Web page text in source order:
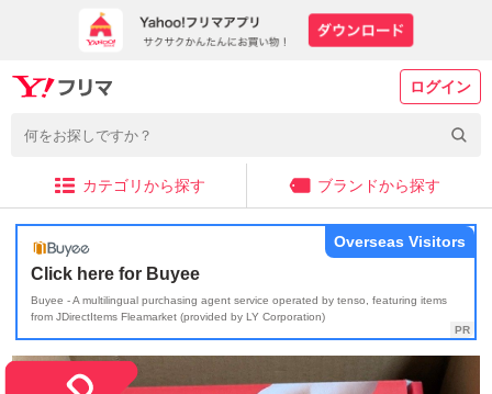
ログイン
カテゴリから探す ブランドから探す
Click here for Buyee
Buyee - A multilingual purchasing agent service operated by tenso, featuring items
from JDirectItems Fleamarket (provided by LY Corporation)
Overseas Visitors